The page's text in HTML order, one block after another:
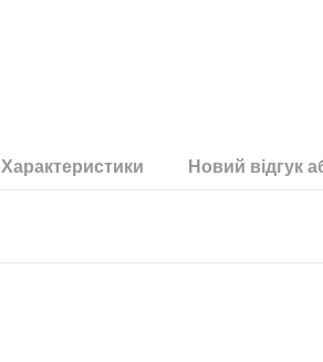
Характеристики Новий відгук